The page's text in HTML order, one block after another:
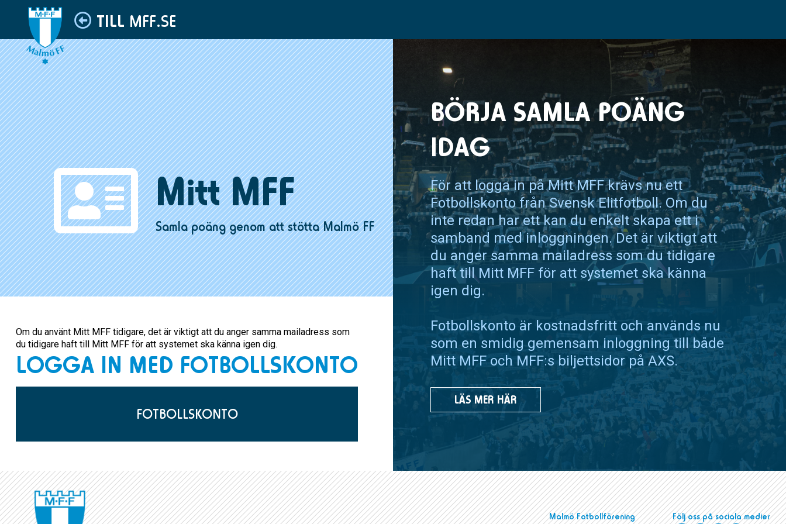
TILL MFF.SE
Mitt MFF
Samla poäng genom att stötta Malmö FF
Om du använt Mitt MFF tidigare, det är viktigt att du anger samma mailadress som
du tidigare haft till Mitt MFF för att systemet ska känna igen dig.
LOGGA IN MED FOTBOLLSKONTO
FOTBOLLSKONTO
BÖRJA SAMLA POÄNG
IDAG
För att logga in på Mitt MFF krävs nu ett
Fotbollskonto från Svensk Elitfotboll. Om du
inte redan har ett kan du enkelt skapa ett i
samband med inloggningen. Det är viktigt att
du anger samma mailadress som du tidigare
haft till Mitt MFF för att systemet ska känna
igen dig.
Fotbollskonto är kostnadsfritt och används nu
som en smidig gemensam inloggning till både
Mitt MFF och MFF:s biljettsidor på AXS.
LÄS MER HÄR
Malmö Fotbollförening Följ oss på sociala medier